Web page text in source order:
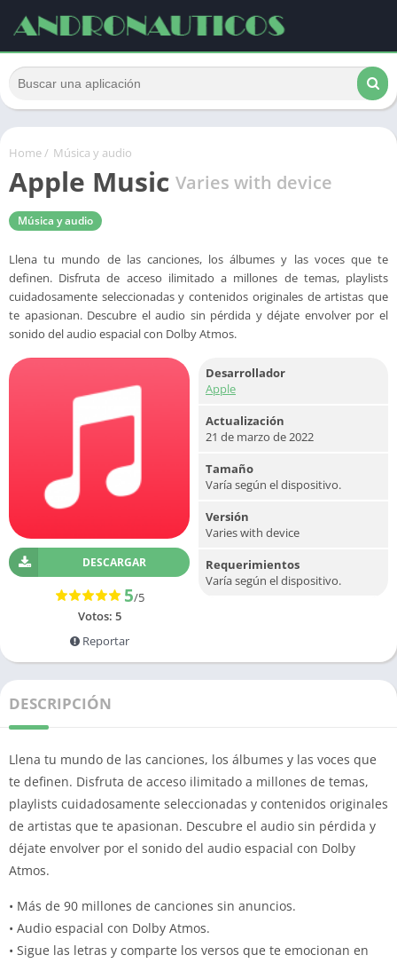
Home/ Música y audio
Apple Music Varies with device
Música y audio
Llena tu mundo de las canciones, los álbumes y las voces que te
definen. Disfruta de acceso ilimitado a millones de temas, playlists
cuidadosamente seleccionadas y contenidos originales de artistas que
te apasionan. Descubre el audio sin pérdida y déjate envolver por el
sonido del audio espacial con Dolby Atmos.
DESCARGAR
5/5
Votos: 5
Reportar
Desarrollador
Apple
Actualización
21 de marzo de 2022
Tamaño
Varía según el dispositivo.
Versión
Varies with device
Requerimientos
Varía según el dispositivo.
DESCRIPCIÓN
Llena tu mundo de las canciones, los álbumes y las voces que
te definen. Disfruta de acceso ilimitado a millones de temas,
playlists cuidadosamente seleccionadas y contenidos originales
de artistas que te apasionan. Descubre el audio sin pérdida y
déjate envolver por el sonido del audio espacial con Dolby
Atmos.
• Más de 90 millones de canciones sin anuncios.
• Audio espacial con Dolby Atmos.
• Sigue las letras y comparte los versos que te emocionan en